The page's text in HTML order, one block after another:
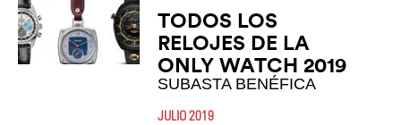
TODOS LOS
RELOJES DE LA
ONLY WATCH 2019
SUBASTA BENÉFICA
JULIO 2019